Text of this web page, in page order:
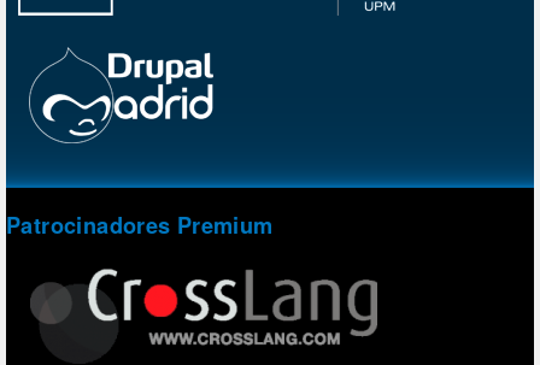
Patrocinadores Premium